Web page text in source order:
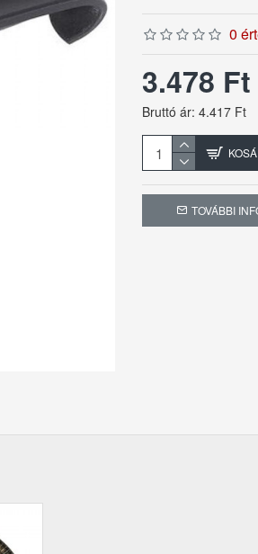
0
3.478
Bruttó ár: 4.417 Ft
TOVÁBBI